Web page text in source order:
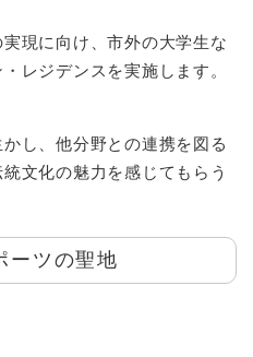
に向け、市外の大学生な
レジデンスを実施します。
、他分野との連携を図る
文化の魅力を感じてもらう
ツの聖地